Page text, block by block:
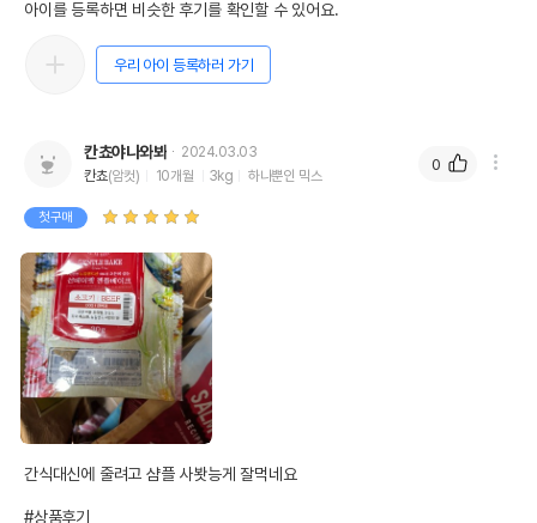
아이를 등록하면 비슷한 후기를 확인할 수 있어요.
우리 아이 등록하러 가기
칸쵸야나와봐
2024.03.03
칸쵸(암컷) 10개월 3kg 하나뿐인 믹스
첫구매
간식대신에 줄려고 샴플 사봣능게 잘먹네요
#상품후기
0